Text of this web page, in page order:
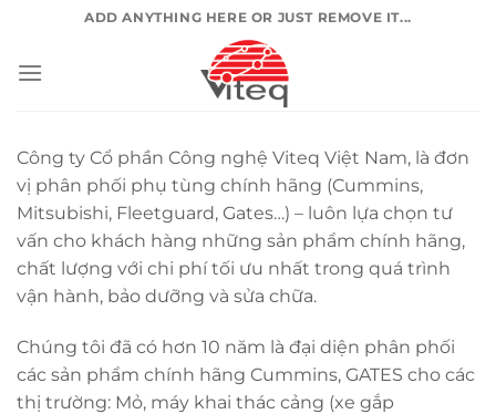
content
ADD ANYTHING HERE OR JUST REMOVE IT...
Công ty Cổ phần Công nghệ Viteq Việt Nam, là đơn
vị phân phối phụ tùng chính hãng (Cummins,
Mitsubishi, Fleetguard, Gates…) – luôn lựa chọn tư
vấn cho khách hàng những sản phẩm chính hãng,
chất lượng với chi phí tối ưu nhất trong quá trình
vận hành, bảo dưỡng và sửa chữa.
Chúng tôi đã có hơn 10 năm là đại diện phân phối
các sản phẩm chính hãng Cummins, GATES cho các
thị trường: Mỏ, máy khai thác cảng (xe gắp